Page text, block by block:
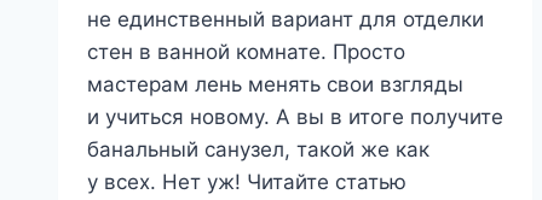
не единственный вариант для отделки
стен в ванной комнате. Просто
мастерам лень менять свои взгляды
и учиться новому. А вы в итоге получите
банальный санузел, такой же как
у всех. Нет уж! Читайте статью